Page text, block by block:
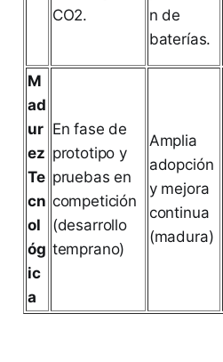
CO2.
n de
baterías.
M
ad
ur
ez
Te
cn
ol
óg
ic
a
En fase de
prototipo y
pruebas en
competición
(desarrollo
temprano)
Amplia
adopción
y mejora
continua
(madura)